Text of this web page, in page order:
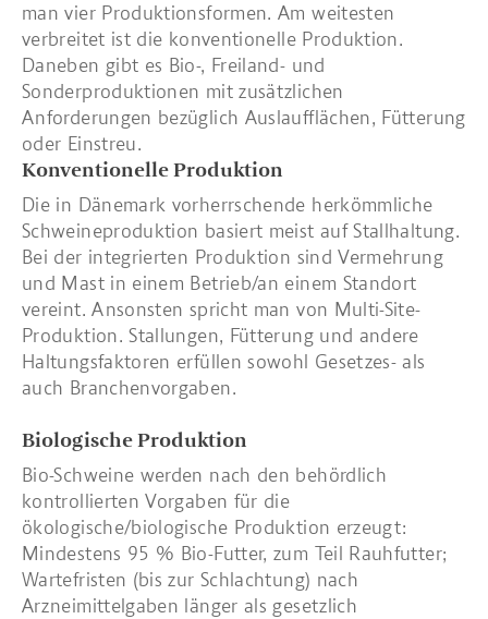
man vier Produktionsformen. Am weitesten
verbreitet ist die konventionelle Produktion.
Daneben gibt es Bio-, Freiland- und
Sonderproduktionen mit zusätzlichen
Anforderungen bezüglich Auslaufflächen, Fütterung
oder Einstreu.
Konventionelle Produktion
Die in Dänemark vorherrschende herkömmliche
Schweineproduktion basiert meist auf Stallhaltung.
Bei der integrierten Produktion sind Vermehrung
und Mast in einem Betrieb/an einem Standort
vereint. Ansonsten spricht man von Multi-Site-
Produktion. Stallungen, Fütterung und andere
Haltungsfaktoren erfüllen sowohl Gesetzes- als
auch Branchenvorgaben.
Biologische Produktion
Bio-Schweine werden nach den behördlich
kontrollierten Vorgaben für die
ökologische/biologische Produktion erzeugt:
Mindestens 95 % Bio-Futter, zum Teil Rauhfutter;
Wartefristen (bis zur Schlachtung) nach
Arzneimittelgaben länger als gesetzlich